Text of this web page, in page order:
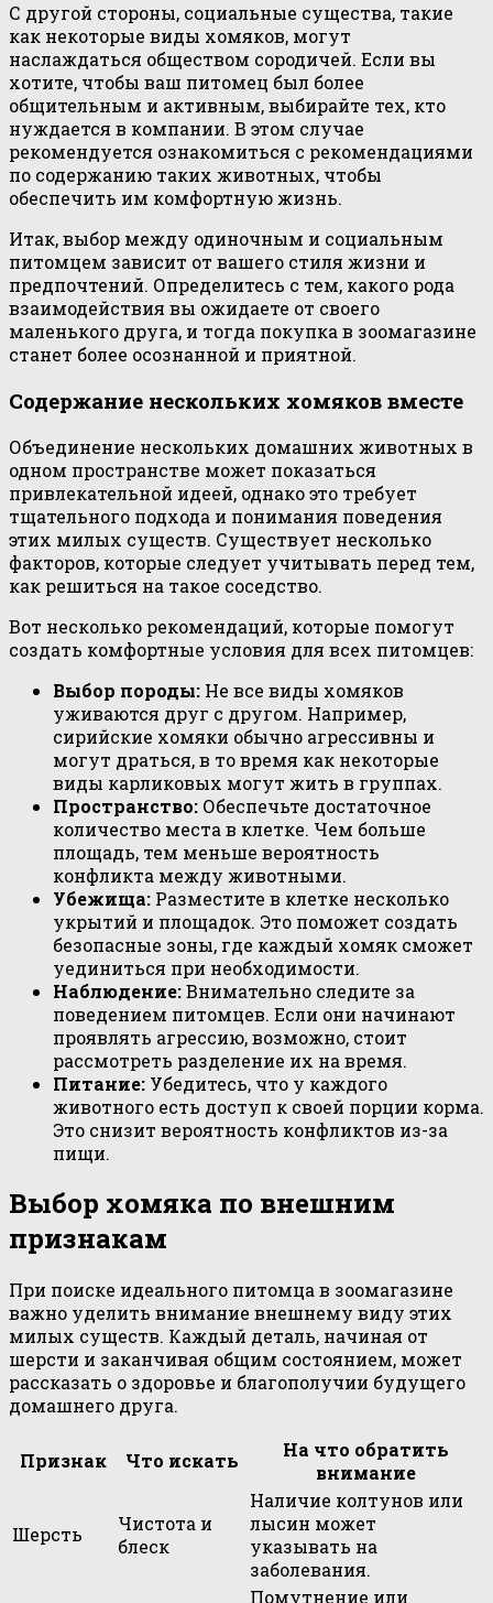
С другой стороны, социальные существа, такие
как некоторые виды хомяков, могут
наслаждаться обществом сородичей. Если вы
хотите, чтобы ваш питомец был более
общительным и активным, выбирайте тех, кто
нуждается в компании. В этом случае
рекомендуется ознакомиться с рекомендациями
по содержанию таких животных, чтобы
обеспечить им комфортную жизнь.
Итак, выбор между одиночным и социальным
питомцем зависит от вашего стиля жизни и
предпочтений. Определитесь с тем, какого рода
взаимодействия вы ожидаете от своего
маленького друга, и тогда покупка в зоомагазине
станет более осознанной и приятной.
Содержание нескольких хомяков вместе
Объединение нескольких домашних животных в
одном пространстве может показаться
привлекательной идеей, однако это требует
тщательного подхода и понимания поведения
этих милых существ. Существует несколько
факторов, которые следует учитывать перед тем,
как решиться на такое соседство.
Вот несколько рекомендаций, которые помогут
создать комфортные условия для всех питомцев:
Выбор породы: Не все виды хомяков
уживаются друг с другом. Например,
сирийские хомяки обычно агрессивны и
могут драться, в то время как некоторые
виды карликовых могут жить в группах.
Пространство: Обеспечьте достаточное
количество места в клетке. Чем больше
площадь, тем меньше вероятность
конфликта между животными.
Убежища: Разместите в клетке несколько
укрытий и площадок. Это поможет создать
безопасные зоны, где каждый хомяк сможет
уединиться при необходимости.
Наблюдение:Внимательно следите за
поведением питомцев. Если они начинают
проявлять агрессию, возможно, стоит
рассмотреть разделение их на время.
Питание: Убедитесь, что у каждого
животного есть доступ к своей порции корма.
Это снизит вероятность конфликтов из-за
пищи.
Выбор хомяка по внешним
признакам
При поиске идеального питомца в зоомагазине
важно уделить внимание внешнему виду этих
милых существ. Каждый деталь, начиная от
шерсти и заканчивая общим состоянием, может
рассказать о здоровье и благополучии будущего
домашнего друга.
Признак Что искать
На что обратить
внимание
Шерсть
Чистота и
блеск
Наличие колтунов или
лысин может
указывать на
заболевания.
Помутнение или